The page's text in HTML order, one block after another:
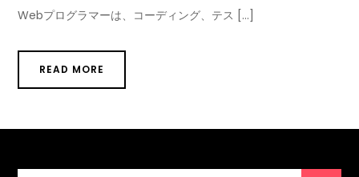
Webプログラマーは、コーディング、テス […]
READ MORE